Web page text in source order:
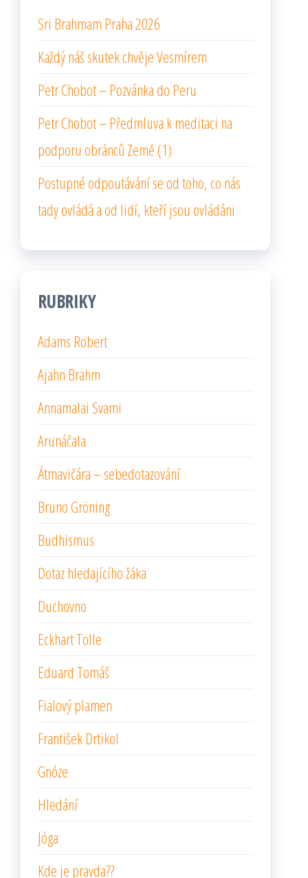
Sri Brahmam Praha 2026
Každý náš skutek chvěje Vesmírem
Petr Chobot – Pozvánka do Peru
Petr Chobot – Předmluva k meditaci na
podporu obránců Země (1)
Postupné odpoutávání se od toho, co nás
tady ovládá a od lidí, kteří jsou ovládáni
RUBRIKY
Adams Robert
Ajahn Brahm
Annamalai Svami
Arunáčala
Átmavičára – sebedotazování
Bruno Gröning
Budhismus
Dotaz hledajícího žáka
Duchovno
Eckhart Tolle
Eduard Tomáš
Fialový plamen
František Drtikol
Gnóze
Hledání
Jóga
Kde je pravda??